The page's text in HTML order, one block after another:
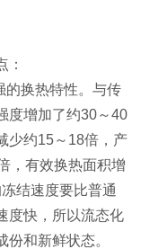
：
的换热特性。与传
度增加了约30～40
少约15～18倍，产
，有效换热面积增
结速度要比普通
度快，所以流态化
和新鲜状态。